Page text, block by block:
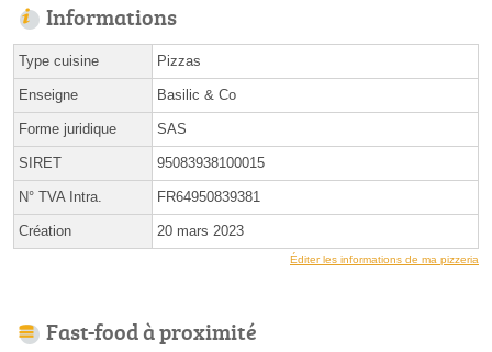
Informations
Type cuisine Pizzas
Enseigne Basilic & Co
Forme juridique SAS
SIRET 95083938100015
N° TVA Intra. FR64950839381
Création 20 mars 2023
Éditer les informations de ma pizzeria
Fast-food à proximité